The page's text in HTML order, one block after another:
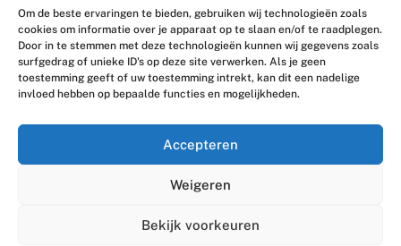
Om de beste ervaringen te bieden, gebruiken wij technologieën zoals
cookies om informatie over je apparaat op te slaan en/of te raadplegen.
Door in te stemmen met deze technologieën kunnen wij gegevens zoals
surfgedrag of unieke ID's op deze site verwerken. Als je geen
toestemming geeft of uw toestemming intrekt, kan dit een nadelige
invloed hebben op bepaalde functies en mogelijkheden.
Accepteren
Weigeren
Bekijk voorkeuren
Contact
Houttuinlaan 8
3447 GM Woerden